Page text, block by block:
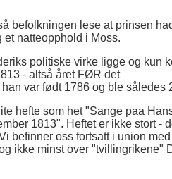
befolkningen lese at prinsen
natteopphold i Moss.
politiske virke ligge og kun
- altså året FØR det
var født 1786 og ble således
hefte som het "Sange paa
1813". Heftet er ikke stort -
befinner oss fortsatt i union
ikke minst over "tvillingrikene"